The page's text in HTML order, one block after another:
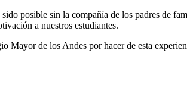
posible sin la compañía de los padres de
a nuestros estudiantes.
Mayor de los Andes por hacer de esta